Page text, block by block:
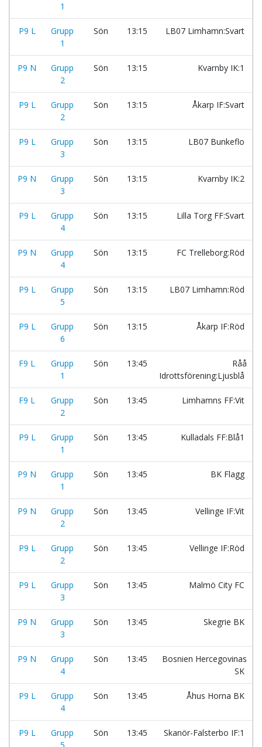
1
P9 L
Grupp
1
Sön 13:15 LB07 Limhamn:Svart
P9 N
Grupp
2
Sön 13:15 Kvarnby IK:1
P9 L
Grupp
2
Sön 13:15 Åkarp IF:Svart
P9 L
Grupp
3
Sön 13:15 LB07 Bunkeflo
P9 N
Grupp
3
Sön 13:15 Kvarnby IK:2
P9 L
Grupp
4
Sön 13:15 Lilla Torg FF:Svart
P9 N
Grupp
4
Sön 13:15 FC Trelleborg:Röd
P9 L
Grupp
5
Sön 13:15 LB07 Limhamn:Röd
P9 L
Grupp
6
Sön 13:15 Åkarp IF:Röd
F9 L
Grupp
1
Sön 13:45
Råå
Idrottsförening:Ljusblå
F9 L
Grupp
2
Sön 13:45 Limhamns FF:Vit
P9 L
Grupp
1
Sön 13:45 Kulladals FF:Blå1
P9 N
Grupp
1
Sön 13:45 BK Flagg
P9 N
Grupp
2
Sön 13:45 Vellinge IF:Vit
P9 L
Grupp
2
Sön 13:45 Vellinge IF:Röd
P9 L
Grupp
3
Sön 13:45 Malmö City FC
P9 N
Grupp
3
Sön 13:45 Skegrie BK
P9 N
Grupp
4
Sön 13:45
Bosnien Hercegovinas
SK
P9 L
Grupp
4
Sön 13:45 Åhus Horna BK
P9 L
Grupp
Sön 13:45 Skanör-Falsterbo IF:1